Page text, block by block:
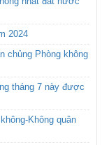
2024
chủng Phòng không
tháng 7 này được
Không quân